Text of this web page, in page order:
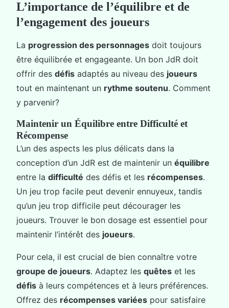
L’importance de l’équilibre et de
l’engagement des joueurs
La progression des personnages doit toujours
être équilibrée et engageante. Un bon JdR doit
offrir des défis adaptés au niveau des joueurs
tout en maintenant un rythme soutenu. Comment
y parvenir?
Maintenir un Équilibre entre Difficulté et
Récompense
L’un des aspects les plus délicats dans la
conception d’un JdR est de maintenir un équilibre
entre la difficulté des défis et les récompenses.
Un jeu trop facile peut devenir ennuyeux, tandis
qu’un jeu trop difficile peut décourager les
joueurs. Trouver le bon dosage est essentiel pour
maintenir l’intérêt des joueurs.
Pour cela, il est crucial de bien connaître votre
groupe de joueurs. Adaptez les quêtes et les
défis à leurs compétences et à leurs préférences.
Offrez des récompenses variées pour satisfaire